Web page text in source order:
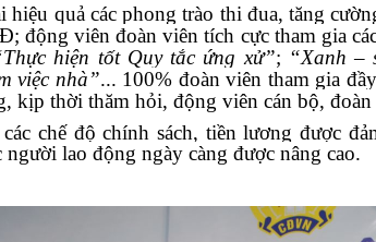
hiệu quả các phong trào thi đua, tăng
động viên đoàn viên tích cực tham gia
hiện tốt Quy tắc ứng xử”; “Xanh –
việc nhà”... 100% đoàn viên tham gia
, kịp thời thăm hỏi, động viên cán bộ,
chế độ chính sách, tiền lương được
người lao động ngày càng được nâng cao.